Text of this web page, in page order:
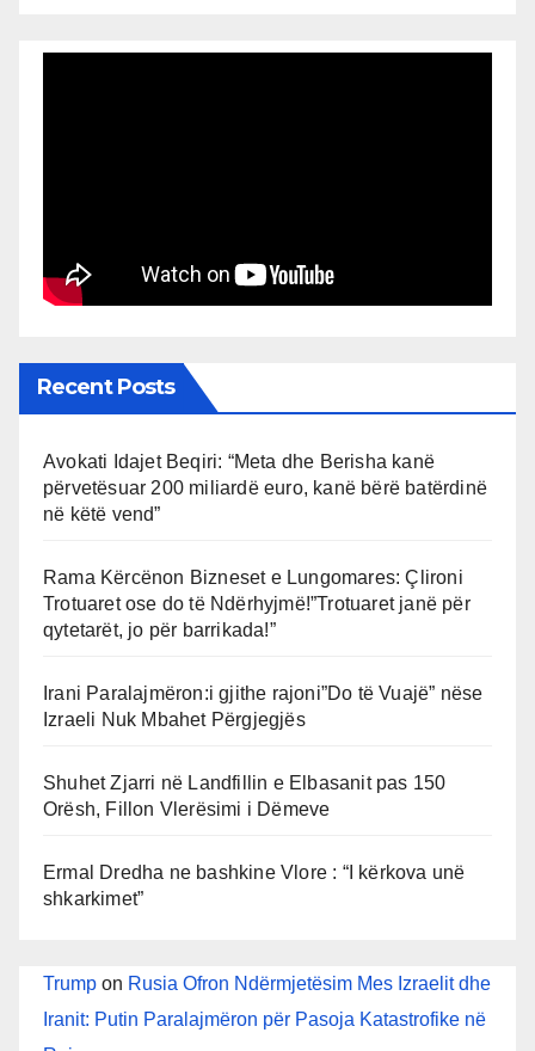
Recent Posts
Avokati Idajet Beqiri: “Meta dhe Berisha kanë
përvetësuar 200 miliardë euro, kanë bërë batërdinë
në këtë vend”
Rama Kërcënon Bizneset e Lungomares: Çlironi
Trotuaret ose do të Ndërhyjmë!”Trotuaret janë për
qytetarët, jo për barrikada!”
Irani Paralajmëron:i gjithe rajoni”Do të Vuajë” nëse
Izraeli Nuk Mbahet Përgjegjës
Shuhet Zjarri në Landfillin e Elbasanit pas 150
Orësh, Fillon Vlerësimi i Dëmeve
Ermal Dredha ne bashkine Vlore : “I kërkova unë
shkarkimet”
Trump on Rusia Ofron Ndërmjetësim Mes Izraelit dhe
Iranit: Putin Paralajmëron për Pasoja Katastrofike në